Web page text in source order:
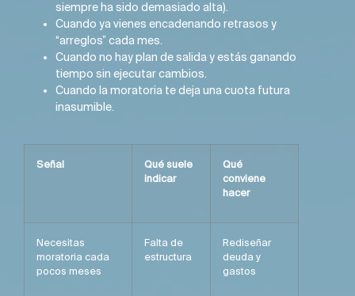
siempre ha sido demasiado alta).
Cuando ya vienes encadenando retrasos y
“arreglos” cada mes.
Cuando no hay plan de salida y estás ganando
tiempo sin ejecutar cambios.
Cuando la moratoria te deja una cuota futura
inasumible.
Señal
Qué suele
indicar
Qué
conviene
hacer
Necesitas
moratoria cada
pocos meses
Falta de
estructura
Rediseñar
deuda y
gastos